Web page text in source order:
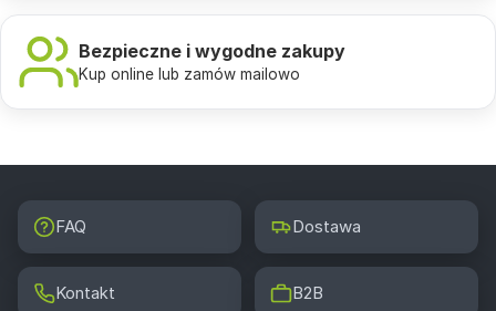
Bezpieczne i wygodne zakupy
Kup online lub zamów mailowo
FAQ Dostawa
Kontakt B2B